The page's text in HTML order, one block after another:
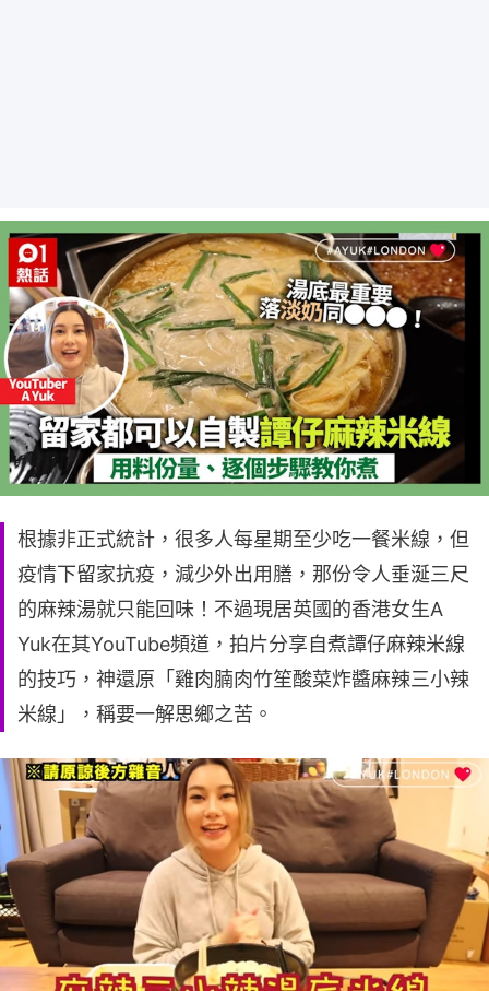
根據非正式統計，很多人每星期至少吃一餐米線，但
疫情下留家抗疫，減少外出用膳，那份令人垂涎三尺
的麻辣湯就只能回味！不過現居英國的香港女生A
Yuk在其YouTube頻道，拍片分享自煮譚仔麻辣米線
的技巧，神還原「雞肉腩肉竹笙酸菜炸醬麻辣三小辣
米線」，稱要一解思鄉之苦。